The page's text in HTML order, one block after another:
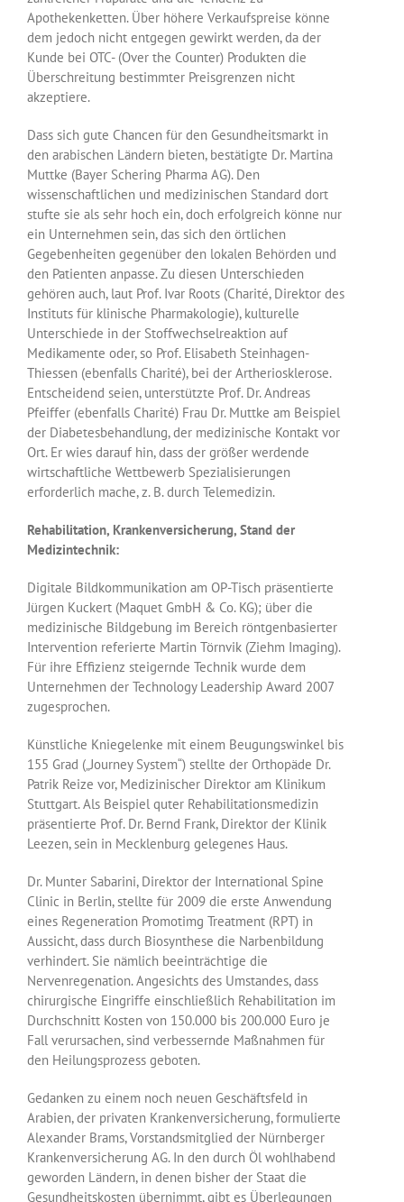
Apothekenketten. Über höhere Verkaufspreise könne
dem jedoch nicht entgegen gewirkt werden, da der
Kunde bei OTC- (Over the Counter) Produkten die
Überschreitung bestimmter Preisgrenzen nicht
akzeptiere.
Dass sich gute Chancen für den Gesundheitsmarkt in
den arabischen Ländern bieten, bestätigte Dr. Martina
Muttke (Bayer Schering Pharma AG). Den
wissenschaftlichen und medizinischen Standard dort
stufte sie als sehr hoch ein, doch erfolgreich könne nur
ein Unternehmen sein, das sich den örtlichen
Gegebenheiten gegenüber den lokalen Behörden und
den Patienten anpasse. Zu diesen Unterschieden
gehören auch, laut Prof. Ivar Roots (Charité, Direktor des
Instituts für klinische Pharmakologie), kulturelle
Unterschiede in der Stoffwechselreaktion auf
Medikamente oder, so Prof. Elisabeth Steinhagen-
Thiessen (ebenfalls Charité), bei der Artheriosklerose.
Entscheidend seien, unterstützte Prof. Dr. Andreas
Pfeiffer (ebenfalls Charité) Frau Dr. Muttke am Beispiel
der Diabetesbehandlung, der medizinische Kontakt vor
Ort. Er wies darauf hin, dass der größer werdende
wirtschaftliche Wettbewerb Spezialisierungen
erforderlich mache, z. B. durch Telemedizin.
Rehabilitation, Krankenversicherung, Stand der
Medizintechnik:
Digitale Bildkommunikation am OP-Tisch präsentierte
Jürgen Kuckert (Maquet GmbH & Co. KG); über die
medizinische Bildgebung im Bereich röntgenbasierter
Intervention referierte Martin Törnvik (Ziehm Imaging).
Für ihre Effizienz steigernde Technik wurde dem
Unternehmen der Technology Leadership Award 2007
zugesprochen.
Künstliche Kniegelenke mit einem Beugungswinkel bis
155 Grad („Journey System“) stellte der Orthopäde Dr.
Patrik Reize vor, Medizinischer Direktor am Klinikum
Stuttgart. Als Beispiel quter Rehabilitationsmedizin
präsentierte Prof. Dr. Bernd Frank, Direktor der Klinik
Leezen, sein in Mecklenburg gelegenes Haus.
Dr. Munter Sabarini, Direktor der International Spine
Clinic in Berlin, stellte für 2009 die erste Anwendung
eines Regeneration Promotimg Treatment (RPT) in
Aussicht, dass durch Biosynthese die Narbenbildung
verhindert. Sie nämlich beeinträchtige die
Nervenregenation. Angesichts des Umstandes, dass
chirurgische Eingriffe einschließlich Rehabilitation im
Durchschnitt Kosten von 150.000 bis 200.000 Euro je
Fall verursachen, sind verbessernde Maßnahmen für
den Heilungsprozess geboten.
Gedanken zu einem noch neuen Geschäftsfeld in
Arabien, der privaten Krankenversicherung, formulierte
Alexander Brams, Vorstandsmitglied der Nürnberger
Krankenversicherung AG. In den durch Öl wohlhabend
geworden Ländern, in denen bisher der Staat die
Gesundheitskosten übernimmt, gibt es Überlegungen